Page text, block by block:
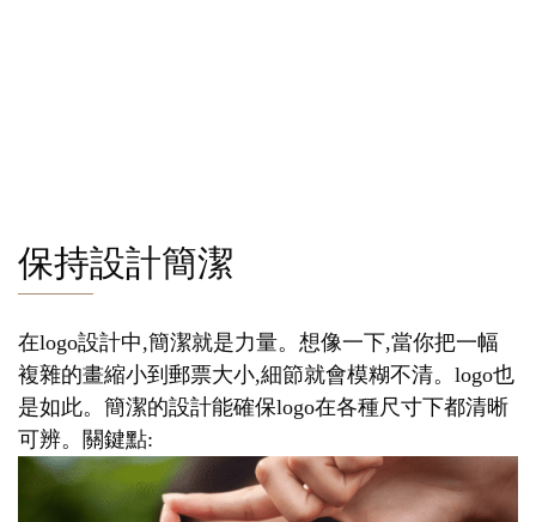
保持設計簡潔
在logo設計中,簡潔就是力量。想像一下,當你把一幅
複雜的畫縮小到郵票大小,細節就會模糊不清。logo也
是如此。簡潔的設計能確保logo在各種尺寸下都清晰
可辨。關鍵點: